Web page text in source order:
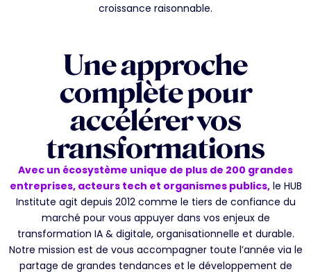
croissance raisonnable.
Une approche
complète pour
accélérer vos
transformations
Avec un écosystème unique de plus de 200 grandes
entreprises, acteurs tech et organismes publics,le HUB
Institute agit depuis 2012 comme le tiers de confiance du
marché pour vous appuyer dans vos enjeux de
transformation IA & digitale, organisationnelle et durable.
Notre mission est de vous accompagner toute l’année via le
partage de grandes tendances et le développement de